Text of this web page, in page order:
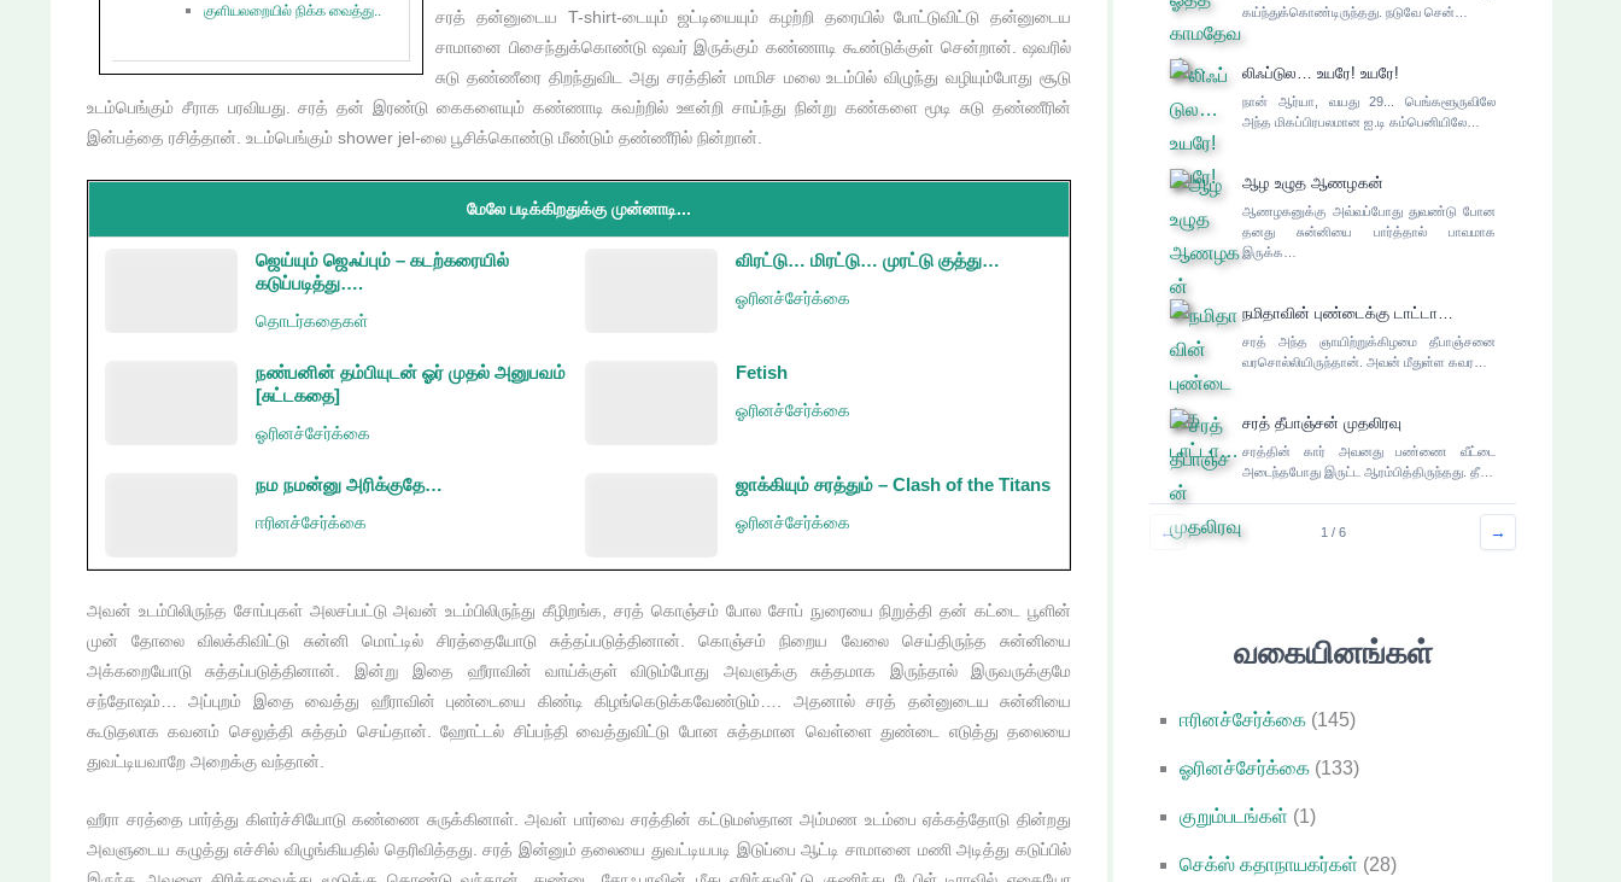
குளியலறையில் நிக்க வைத்து..
சரத் தன்னுடைய T-shirt-டையும் ஜட்டியையும் கழற்றி தரையில் போட்டுவிட்டு தன்னுடைய
சாமானை பிசைந்துக்கொண்டு ஷவர் இருக்கும் கண்ணாடி கூண்டுக்குள் சென்றான். ஷவரில்
சுடு தண்ணீரை திறந்துவிட அது சரத்தின் மாமிச மலை உடம்பில் விழுந்து வழியும்போது சூடு
உடம்பெங்கும் சீராக பரவியது. சரத் தன் இரண்டு கைகளையும் கண்ணாடி சுவற்றில் ஊன்றி சாய்ந்து நின்று கண்களை மூடி சுடு தண்ணீரின்
இன்பத்தை ரசித்தான். உடம்பெங்கும் shower jel-லை பூசிக்கொண்டு மீண்டும் தண்ணீரில் நின்றான்.
மேலே படிக்கிறதுக்கு முன்னாடி...
ஜெய்யும் ஜெஃப்பும் – கடற்கரையில்
கடுப்படித்து….
தொடர்கதைகள்
விரட்டு… மிரட்டு… முரட்டு குத்து…
ஓரினச்சேர்க்கை
நண்பனின் தம்பியுடன் ஓர் முதல் அனுபவம்
[சுட்டகதை]
ஓரினச்சேர்க்கை
Fetish
ஓரினச்சேர்க்கை
நம நமன்னு அரிக்குதே…
ஈரினச்சேர்க்கை
ஜாக்கியும் சரத்தும் – Clash of the Titans
ஓரினச்சேர்க்கை
அவன் உடம்பிலிருந்த சோப்புகள் அலசப்பட்டு அவன் உடம்பிலிருந்து கீழிறங்க, சரத் கொஞ்சம் போல சோப் நுரையை நிறுத்தி தன் கட்டை பூளின்
முன் தோலை விலக்கிவிட்டு சுன்னி மொட்டில் சிரத்தையோடு சுத்தப்படுத்தினான். கொஞ்சம் நிறைய வேலை செய்திருந்த சுன்னியை
அக்கறையோடு சுத்தப்படுத்தினான். இன்று இதை ஹீராவின் வாய்க்குள் விடும்போது அவளுக்கு சுத்தமாக இருந்தால் இருவருக்குமே
சந்தோஷம்… அப்புறம் இதை வைத்து ஹீராவின் புண்டையை கிண்டி கிழங்கெடுக்கவேண்டும்…. அதனால் சரத் தன்னுடைய சுன்னியை
கூடுதலாக கவனம் செலுத்தி சுத்தம் செய்தான். ஹோட்டல் சிப்பந்தி வைத்துவிட்டு போன சுத்தமான வெள்ளை துண்டை எடுத்து தலையை
துவட்டியவாறே அறைக்கு வந்தான்.
ஹீரா சரத்தை பார்த்து கிளர்ச்சியோடு கண்ணை சுருக்கினாள். அவள் பார்வை சரத்தின் கட்டுமஸ்தான அம்மண உடம்பை ஏக்கத்தோடு தின்றது
அவளுடைய கழுத்து எச்சில் விழுங்கியதில் தெரிவித்தது. சரத் இன்னும் தலையை துவட்டியபடி இடுப்பை ஆட்டி சாமானை மணி அடித்து கடுப்பில்
கய்ந்துக்கொண்டிருந்தது. நடுவே சென்…
லிஃப்டுல… உயரே! உயரே!
நான் ஆர்யா, வயது 29... பெங்களூருவிலே
அந்த மிகப்பிரபலமான ஐ.டி கம்பெனியிலே…
ஆழ உழுத ஆணழகன்
ஆணழகனுக்கு அவ்வப்போது துவண்டு போன
தனது சுன்னியை பார்த்தால் பாவமாக
இருக்க…
நமிதாவின் புண்டைக்கு டாட்டா…
சரத் அந்த ஞாயிற்றுக்கிழமை தீபாஞ்சனை
வரசொல்லியிருந்தான். அவன் மீதுள்ள கவர…
சரத் தீபாஞ்சன் முதலிரவு
சரத்தின் கார் அவனது பண்ணை வீட்டை
அடைந்தபோது இருட்ட ஆரம்பித்திருந்தது. தீ…
← 1 / 6 →
வகையினங்கள்
ஈரினச்சேர்க்கை (145)
ஓரினச்சேர்க்கை (133)
குறும்படங்கள் (1)
செக்ஸ் கதாநாயகர்கள் (28)